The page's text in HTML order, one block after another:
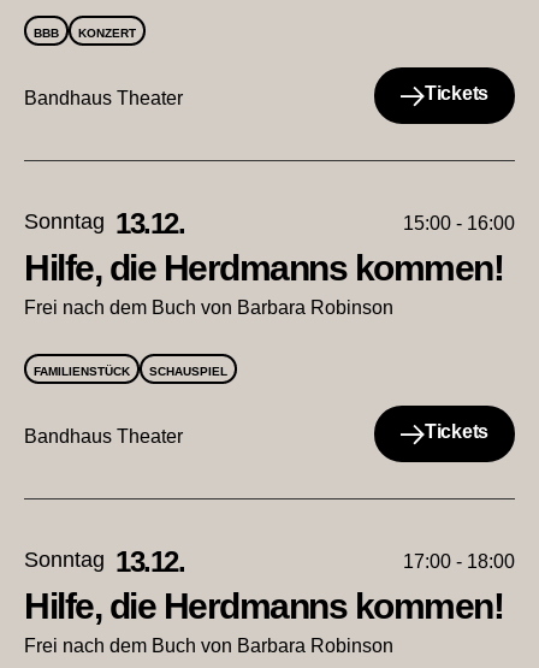
BBB KONZERT
Bandhaus Theater Tickets
Sonntag 13.12. 15:00 - 16:00
Hilfe, die Herdmanns kommen!
Frei nach dem Buch von Barbara Robinson
FAMILIENSTÜCK SCHAUSPIEL
Bandhaus Theater Tickets
Sonntag 13.12. 17:00 - 18:00
Hilfe, die Herdmanns kommen!
Frei nach dem Buch von Barbara Robinson